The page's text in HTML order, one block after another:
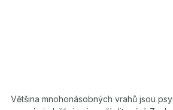
Většina mnohonásobných vrahů jsou